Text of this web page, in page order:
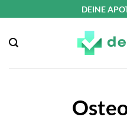
springen
DEINE